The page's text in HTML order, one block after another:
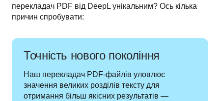
перекладач PDF від DeepL унікальним? Ось кілька
причин спробувати:
Точність нового покоління
Наш перекладач PDF-файлів уловлює
значення великих розділів тексту для
отримання більш якісних результатів —